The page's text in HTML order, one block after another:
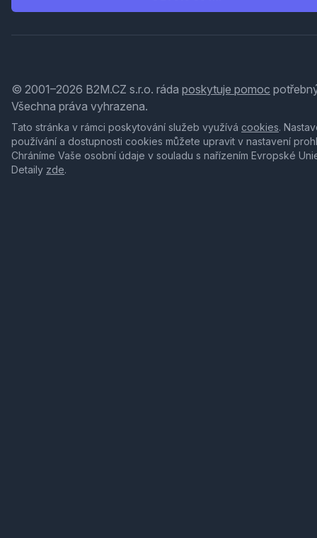
© 2001–2026 B2M.CZ s.r.o. ráda poskytuje pomoc
Všechna práva vyhrazena.
Tato stránka v rámci poskytování služeb využívá cookies.
používání a dostupnosti cookies můžete upravit v nastavení
Chráníme Vaše osobní údaje v souladu s nařízením Evropské
Detaily zde.